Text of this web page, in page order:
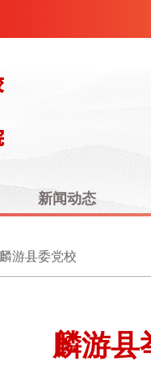
新闻动态
麟游县委党校
麟游县